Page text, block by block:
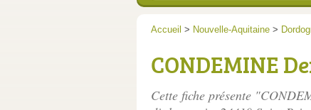
Accueil > Nouvelle-Aquitaine >
CONDEMINE
Cette fiche présente